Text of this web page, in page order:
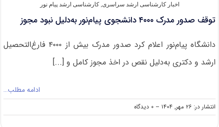
اخبار کارشناسی ارشد سراسری ,کارشناسی ارشد پیام نور
توقف صدور مدرک ۴۰۰۰ دانشجوی پیام‌نور به‌دلیل نبود مجوز
دانشگاه پیام‌نور اعلام کرد صدور مدرک بیش از ۴۰۰۰ فارغ‌التحصیل
ارشد و دکتری به‌دلیل نقص در اخذ مجوز کامل و [...]
ادامه مطلب…
انتشار در: ۲۶ مهر, ۱۴۰۴ -- ۰ دیدگاه
on
توقف